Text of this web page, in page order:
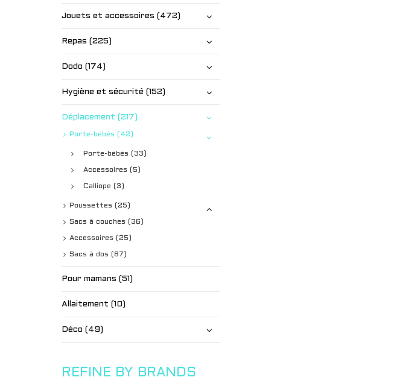
Jouets et accessoires (472)
Repas (225)
Dodo (174)
Hygiène et sécurité (152)
Déplacement (217)
Porte-bébés (42)
Porte-bébés (33)
Accessoires (5)
Calliope (3)
Poussettes (25)
Sacs à couches (36)
Accessoires (25)
Sacs à dos (87)
Pour mamans (51)
Allaitement (10)
Déco (49)
REFINE BY BRANDS